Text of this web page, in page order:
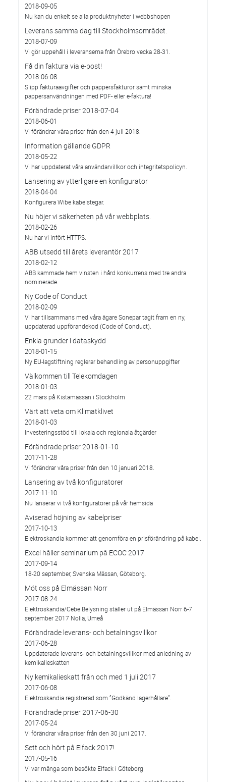
2018-09-05
Nu kan du enkelt se alla produktnyheter i webbshopen
Leverans samma dag till Stockholmsområdet.
2018-07-09
Vi gör uppehåll i leveranserna från Örebro vecka 28-31.
Få din faktura via e-post!
2018-06-08
Slipp fakturaavgifter och pappersfakturor samt minska
pappersanvändningen med PDF- eller e-faktura!
Förändrade priser 2018-07-04
2018-06-01
Vi förändrar våra priser från den 4 juli 2018.
Information gällande GDPR
2018-05-22
Vi har uppdaterat våra användarvillkor och integritetspolicyn.
Lansering av ytterligare en konfigurator
2018-04-04
Konfigurera Wibe kabelstegar.
Nu höjer vi säkerheten på vår webbplats.
2018-02-26
Nu har vi infört HTTPS.
ABB utsedd till årets leverantör 2017
2018-02-12
ABB kammade hem vinsten i hård konkurrens med tre andra
nominerade.
Ny Code of Conduct
2018-02-09
Vi har tillsammans med våra ägare Sonepar tagit fram en ny,
uppdaterad uppförandekod (Code of Conduct).
Enkla grunder i dataskydd
2018-01-15
Ny EU-lagstiftning reglerar behandling av personuppgifter
Välkommen till Telekomdagen
2018-01-03
22 mars på Kistamässan i Stockholm
Värt att veta om Klimatklivet
2018-01-03
Investeringsstöd till lokala och regionala åtgärder
Förändrade priser 2018-01-10
2017-11-28
Vi förändrar våra priser från den 10 januari 2018.
Lansering av två konfiguratorer
2017-11-10
Nu lanserar vi två konfiguratorer på vår hemsida
Aviserad höjning av kabelpriser
2017-10-13
Elektroskandia kommer att genomföra en prisförändring på kabel.
Excel håller seminarium på ECOC 2017
2017-09-14
18-20 september, Svenska Mässan, Göteborg.
Möt oss på Elmässan Norr
2017-08-24
Elektroskandia/Cebe Belysning ställer ut på Elmässan Norr 6-7
september 2017 Nolia, Umeå
Förändrade leverans- och betalningsvillkor
2017-06-28
Uppdaterade leverans- och betalningsvillkor med anledning av
kemikalieskatten
Ny kemikalieskatt från och med 1 juli 2017
2017-06-08
Elektroskandia registrerad som ”Godkänd lagerhållare”.
Förändrade priser 2017-06-30
2017-05-24
Vi förändrar våra priser från den 30 juni 2017.
Sett och hört på Elfack 2017!
2017-05-16
Vi var många som besökte Elfack i Göteborg